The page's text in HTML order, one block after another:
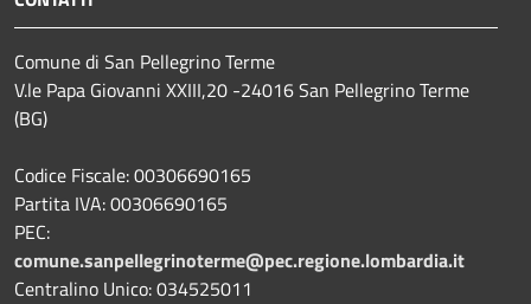
Comune di San Pellegrino Terme
V.le Papa Giovanni XXIII,20 -24016 San Pellegrino Terme
(BG)
Codice Fiscale: 00306690165
Partita IVA: 00306690165
PEC:
comune.sanpellegrinoterme@pec.regione.lombardia.it
Centralino Unico: 034525011